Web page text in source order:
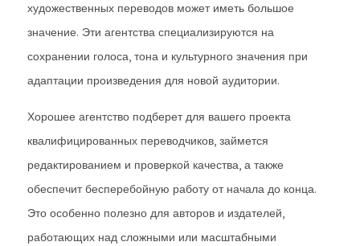
художественных переводов может иметь большое
значение. Эти агентства специализируются на
сохранении голоса, тона и культурного значения при
адаптации произведения для новой аудитории.
Хорошее агентство подберет для вашего проекта
квалифицированных переводчиков, займется
редактированием и проверкой качества, а также
обеспечит бесперебойную работу от начала до конца.
Это особенно полезно для авторов и издателей,
работающих над сложными или масштабными